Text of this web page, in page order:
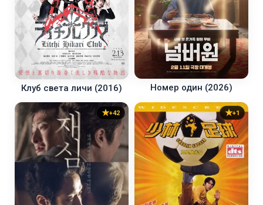
Клуб света личи (2016) Номер один (2026)
+42 +1